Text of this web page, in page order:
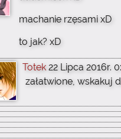
machanie rzęsami xD
to jak? xD
Totek 22 Lipca 2016r.
załatwione, wskakuj